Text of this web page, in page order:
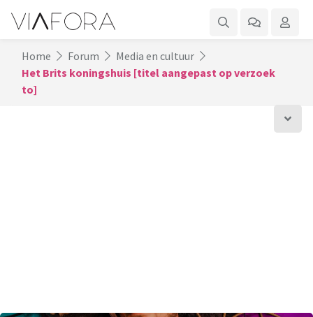
Home Forum
Media en cultuur
Het Brits koningshuis [titel aangepast op verzoek
to]